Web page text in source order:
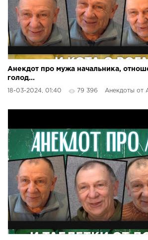
Анекдот про мужа начальника,
голод...
18-03-2024, 01:40 79 396 Анекдоты от